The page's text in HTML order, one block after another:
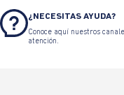
¿NECESITAS AYUDA?
Conoce aquí nuestros
atención.